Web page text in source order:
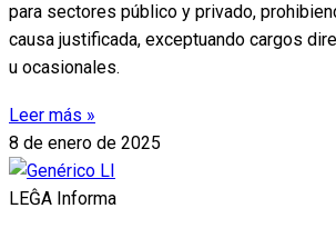
para sectores público y privado,
causa justificada, exceptuando cargos
u ocasionales.
Leer más »
8 de enero de 2025
LEĜA Informa